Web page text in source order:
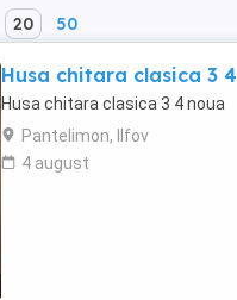
20 50
Husa chitara clasica 3 4
Husa chitara clasica 3 4 noua
Pantelimon, Ilfov
4 august